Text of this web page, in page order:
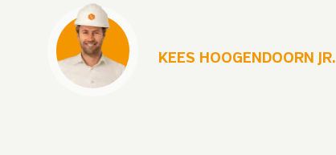
KEES HOOGENDOORN JR.